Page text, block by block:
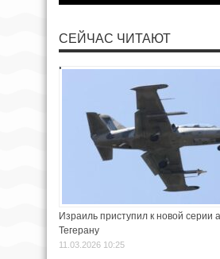
СЕЙЧАС ЧИТАЮТ
Израиль приступил к новой серии
Тегерану
11.03.2026 10:25